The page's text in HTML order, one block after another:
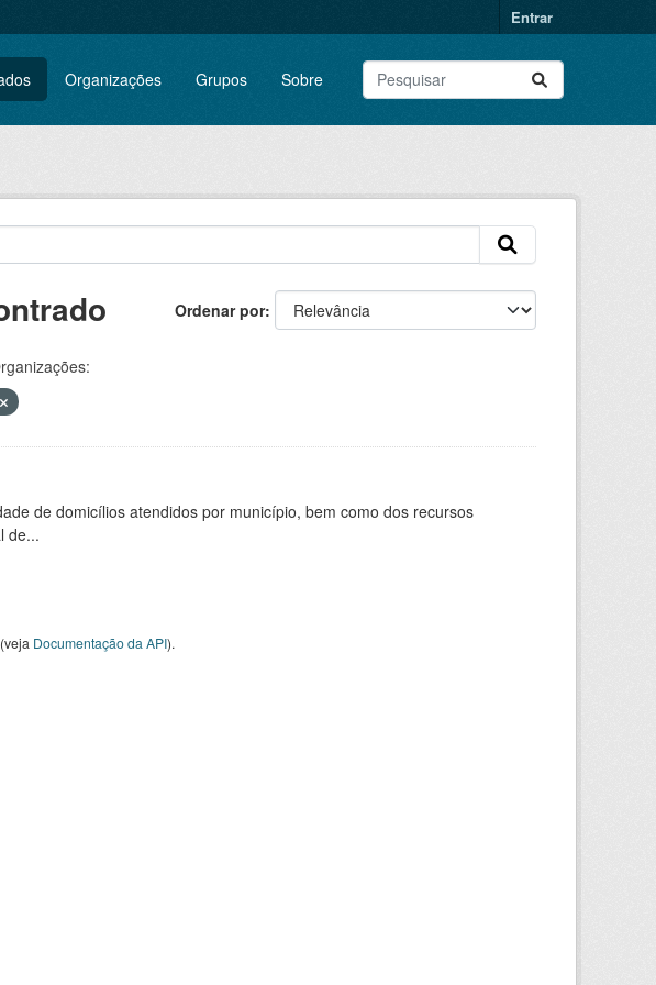
Entrar
Organizações Grupos Sobre
Ordenar por
de domicílios atendidos por município, bem como dos recursos
de...
Documentação da API).